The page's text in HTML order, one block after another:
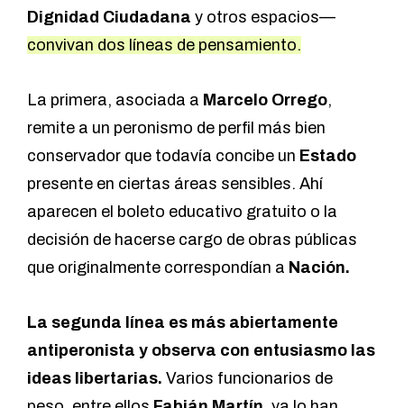
Dignidad Ciudadana y otros espacios—
convivan dos líneas de pensamiento.
La primera, asociada a Marcelo Orrego,
remite a un peronismo de perfil más bien
conservador que todavía concibe un Estado
presente en ciertas áreas sensibles. Ahí
aparecen el boleto educativo gratuito o la
decisión de hacerse cargo de obras públicas
que originalmente correspondían a Nación.
La segunda línea es más abiertamente
antiperonista y observa con entusiasmo las
ideas libertarias. Varios funcionarios de